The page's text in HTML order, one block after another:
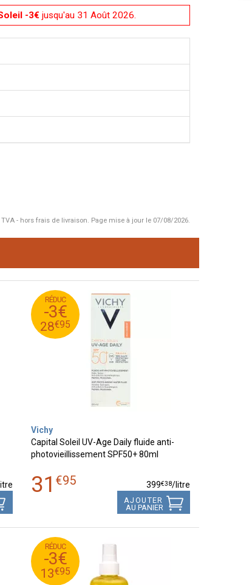
-3€ jusqu'au 31 Août 2026.
- hors frais de livraison. Page mise à jour le 07/08/2026.
RÉDUC
-3€
28€95
31
€
95
28
€
95
Vichy
Capital Soleil UV-Age Daily fluide anti-
photovieillissement SPF50+ 80ml
31 €95 399€38/litre
AJOUTER
AU PANIER
RÉDUC
-3€
13€95
16
€
95
13
€
95